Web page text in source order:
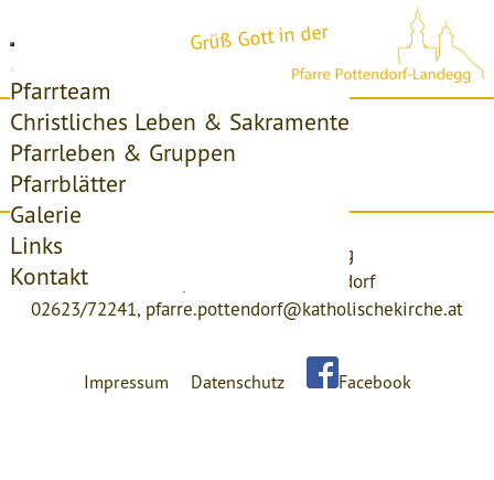
Pfarrteam
Christliches Leben & Sakramente
Pfarrleben & Gruppen
Pfarrblätter
Galerie
Links
Kontakt
Grüß Gott in der
Startseite
Access forbidden!
Pfarre Pottendorf-Landegg
Kirchenplatz 4, 2486 Pottendorf
02623/72241, pfarre.pottendorf@katholischekirche.at
Impressum Datenschutz Facebook